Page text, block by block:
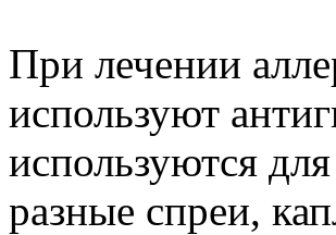
При лечении
используют
используются
разные спреи,